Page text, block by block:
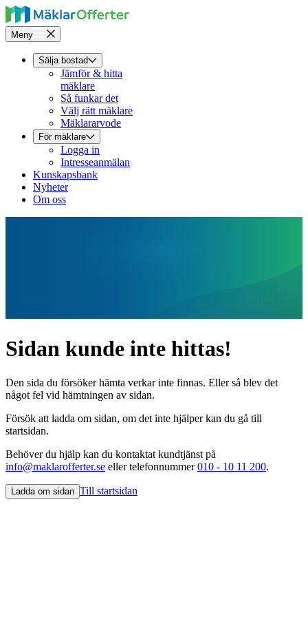
Meny
Sälja bostad
Jämför & hitta
mäklare
Så funkar det
Välj rätt mäklare
Mäklararvode
För mäklare
Logga in
Intresseanmälan
Kunskapsbank
Nyheter
Om oss
Sidan kunde inte hittas!
Den sida du försöker hämta verkar inte finnas. Eller så blev det
något fel vid hämtningen av sidan.
Försök att ladda om sidan, om det inte hjälper kan du gå till
startsidan.
Behöver du hjälp kan du kontaktat kundtjänst på
info@maklarofferter.se eller telefonnummer010 - 10 11 200.
Ladda om sidan Till startsidan